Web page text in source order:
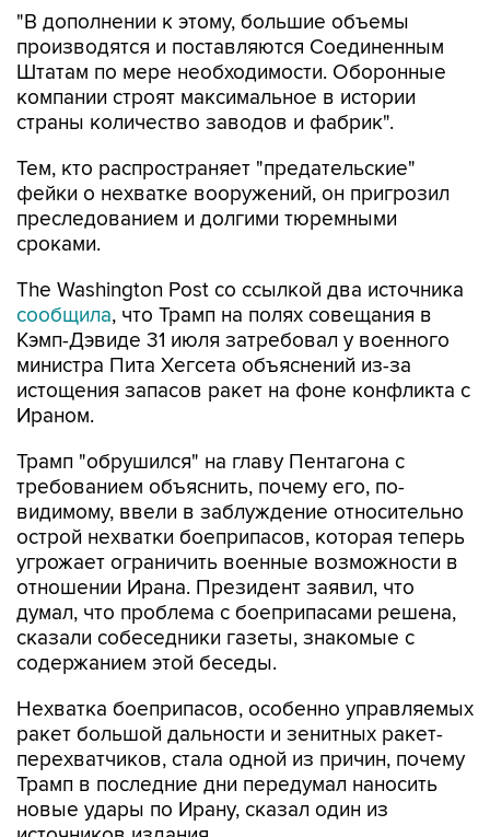
"В дополнении к этому, большие объемы
производятся и поставляются Соединенным
Штатам по мере необходимости. Оборонные
компании строят максимальное в истории
страны количество заводов и фабрик".
Тем, кто распространяет "предательские"
фейки о нехватке вооружений, он пригрозил
преследованием и долгими тюремными
сроками.
The Washington Post со ссылкой два источника
сообщила, что Трамп на полях совещания в
Кэмп-Дэвиде 31 июля затребовал у военного
министра Пита Хегсета объяснений из-за
истощения запасов ракет на фоне конфликта с
Ираном.
Трамп "обрушился" на главу Пентагона с
требованием объяснить, почему его, по-
видимому, ввели в заблуждение относительно
острой нехватки боеприпасов, которая теперь
угрожает ограничить военные возможности в
отношении Ирана. Президент заявил, что
думал, что проблема с боеприпасами решена,
сказали собеседники газеты, знакомые с
содержанием этой беседы.
Нехватка боеприпасов, особенно управляемых
ракет большой дальности и зенитных ракет-
перехватчиков, стала одной из причин, почему
Трамп в последние дни передумал наносить
новые удары по Ирану, сказал один из